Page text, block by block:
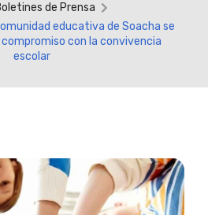
de Prensa
educativa de Soacha se
con la convivencia
escolar